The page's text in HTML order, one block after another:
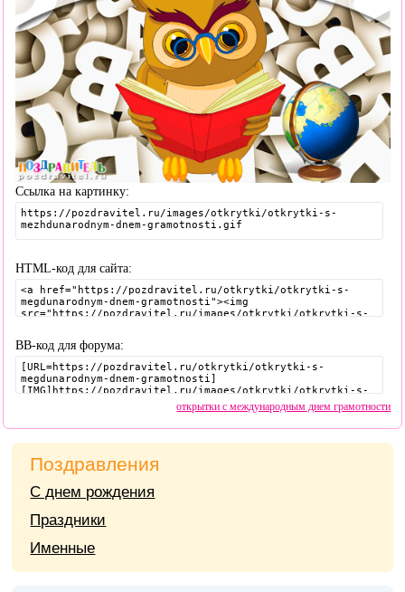
Ссылка на картинку:
HTML-код для сайта:
BB-код для форума:
открытки с международным днем грамотности
Поздравления
С днем рождения
Праздники
Именные